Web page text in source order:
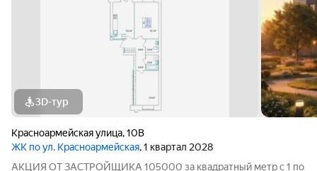
3D-тур
Красноармейская улица,10В
ЖК по ул. Красноармейская, 1 квартал 2028
АКЦИЯ ОТ ЗАСТРОЙЩИКА 105000 за квадратный метр с 1 по